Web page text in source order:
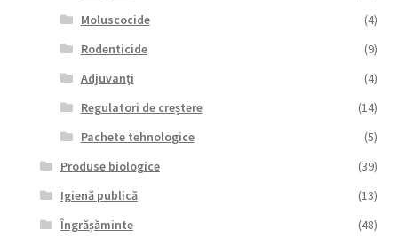
Moluscocide
(4)
Rodenticide
(9)
Adjuvanți
(4)
Regulatori de creștere
(14)
Pachete tehnologice
(5)
Produse biologice
(39)
Igienă publică
(13)
Îngrășăminte
(48)